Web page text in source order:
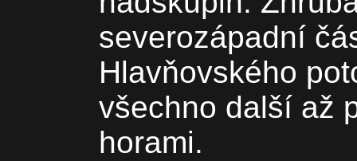
severozápadní
Hlavňovského
všechno další až
horami.